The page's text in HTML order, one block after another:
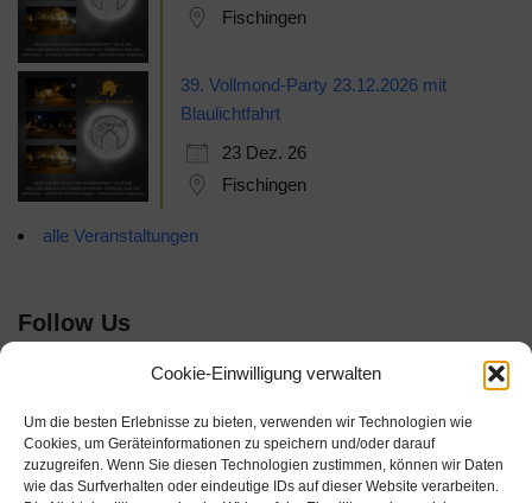
Cookie-Einwilligung verwalten
Um die besten Erlebnisse zu bieten, verwenden wir Technologien wie
Cookies, um Geräteinformationen zu speichern und/oder darauf
zuzugreifen. Wenn Sie diesen Technologien zustimmen, können wir Daten
wie das Surfverhalten oder eindeutige IDs auf dieser Website verarbeiten.
Fischingen
39. Vollmond-Party 23.12.2026 mit
Blaulichtfahrt
23 Dez. 26
Fischingen
alle Veranstaltungen
Follow Us